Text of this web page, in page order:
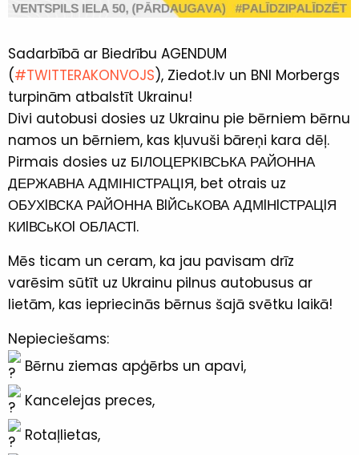
Sadarbībā ar Biedrību AGENDUM
(#TWITTERAKONVOJS), Ziedot.lv un BNI Morbergs
turpinām atbalstīt Ukrainu!
Divi autobusi dosies uz Ukrainu pie bērniem bērnu
namos un bērniem, kas kļuvuši bāreņi kara dēļ.
Pirmais dosies uz БІЛОЦЕРКІВСЬКА РАЙОННА
ДЕРЖАВНА АДМІНІСТРАЦІЯ, bet otrais uz
ОБУХIВСКА РАЙOННА BIЙСьКОВА АДМIНIСТРАЦIЯ
КИIВСьКОI ОБЛАСТI.
Mēs ticam un ceram, ka jau pavisam drīz
varēsim sūtīt uz Ukrainu pilnus autobusus ar
lietām, kas iepriecinās bērnus šajā svētku laikā!
Nepieciešams:
Bērnu ziemas apģērbs un apavi,
Kancelejas preces,
Rotaļlietas,